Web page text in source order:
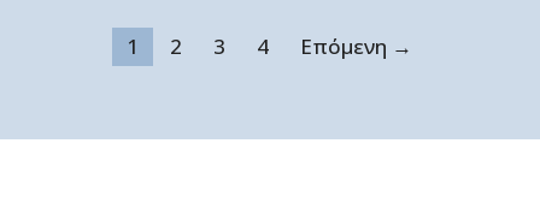
1 2 3 4 Επόμενη →